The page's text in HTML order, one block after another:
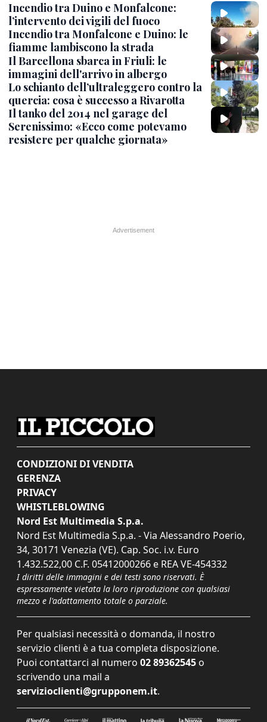
Incendio tra Duino e Monfalcone:
l’intervento dei vigili del fuoco
Incendio tra Monfalcone e Duino: le
fiamme lambiscono la strada
Il Barcellona sbarca in Friuli: le
immagini dell'arrivo in albergo
Lo schianto dell’ultraleggero contro la
quercia: cosa è successo a Rivarotta
Il tanko del 2014 nel garage del
Serenissimo: «Ecco come potevamo
resistere per qualche giornata»
CONDIZIONI DI VENDITA
GERENZA
PRIVACY
WHISTLEBLOWING
Nord Est Multimedia S.p.a.
Nord Est Multimedia S.p.a. - Via Alessandro Poerio,
34, 30171 Venezia (VE). Cap. Soc. i.v. Euro
1.432.522,00 C.F. 05412000266 e REA VE-454332
I diritti delle immagini e dei testi sono riservati. È
espressamente vietata la loro riproduzione con qualsiasi
mezzo e l'adattamento totale o parziale.
Per qualsiasi necessità o domanda, il nostro
servizio clienti è a tua completa disposizione.
Puoi contattarci al numero 02 89362545 o
scrivendo una mail a
servizioclienti@grupponem.it.